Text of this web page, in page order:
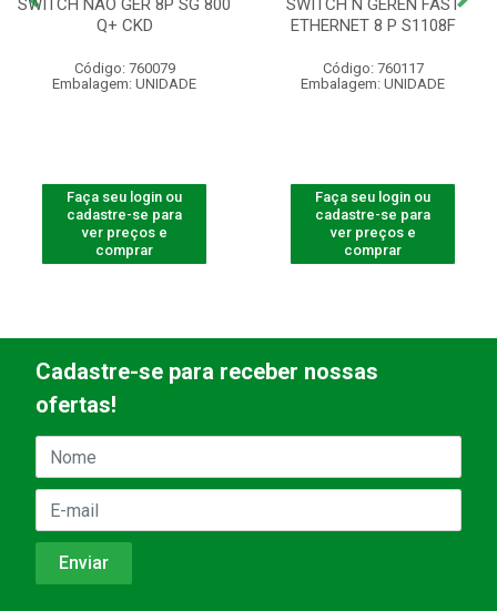
SWITCH NAO GER 8P SG 800
Q+ CKD
Código: 760079
Embalagem: UNIDADE
Faça seu login ou
cadastre-se para
ver preços e
comprar
SWITCH N GEREN FAST
ETHERNET 8 P S1108F
Código: 760117
Embalagem: UNIDADE
Faça seu login ou
cadastre-se para
ver preços e
comprar
Cadastre-se para receber nossas
ofertas!